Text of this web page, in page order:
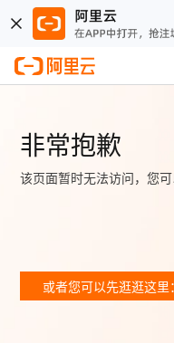
非常抱歉
该页面暂时无法访问，您
或者您可以先逛逛这